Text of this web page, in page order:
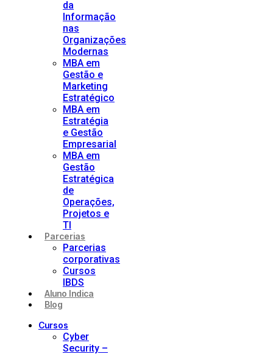
da
Informação
nas
Organizações
Modernas
MBA em
Gestão e
Marketing
Estratégico
MBA em
Estratégia
e Gestão
Empresarial
MBA em
Gestão
Estratégica
de
Operações,
Projetos e
TI
Parcerias
Parcerias
corporativas
Cursos
IBDS
Aluno Indica
Blog
Cursos
Cyber
Security –